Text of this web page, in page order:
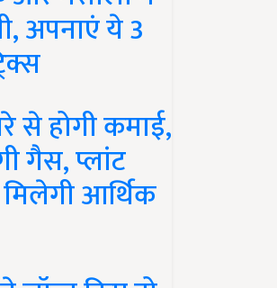
अपनाएं ये 3
से होगी कमाई,
गैस, प्लांट
आर्थिक